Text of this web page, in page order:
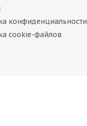
конфиденциальности
cookie-файлов